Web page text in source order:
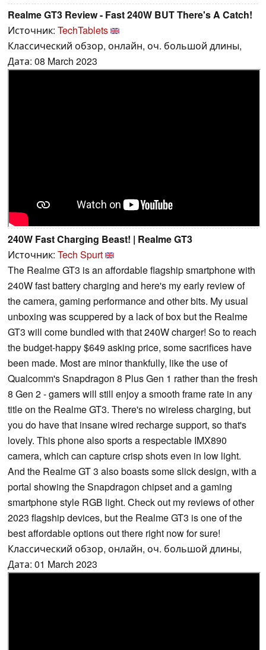
Realme GT3 Review - Fast 240W BUT There's A Catch!
Источник: TechTablets
Классический обзор, онлайн, оч. большой длины,
Дата: 08 March 2023
240W Fast Charging Beast! | Realme GT3
Источник: Tech Spurt
The Realme GT3 is an affordable flagship smartphone with
240W fast battery charging and here's my early review of
the camera, gaming performance and other bits. My usual
unboxing was scuppered by a lack of box but the Realme
GT3 will come bundled with that 240W charger! So to reach
the budget-happy $649 asking price, some sacrifices have
been made. Most are minor thankfully, like the use of
Qualcomm's Snapdragon 8 Plus Gen 1 rather than the fresh
8 Gen 2 - gamers will still enjoy a smooth frame rate in any
title on the Realme GT3. There's no wireless charging, but
you do have that insane wired recharge support, so that's
lovely. This phone also sports a respectable IMX890
camera, which can capture crisp shots even in low light.
And the Realme GT 3 also boasts some slick design, with a
portal showing the Snapdragon chipset and a gaming
smartphone style RGB light. Check out my reviews of other
2023 flagship devices, but the Realme GT3 is one of the
best affordable options out there right now for sure!
Классический обзор, онлайн, оч. большой длины,
Дата: 01 March 2023